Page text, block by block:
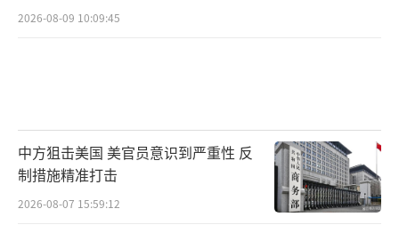
2026-08-09 10:09:45
中方狙击美国 美官员意识到严重性 反
制措施精准打击
2026-08-07 15:59:12